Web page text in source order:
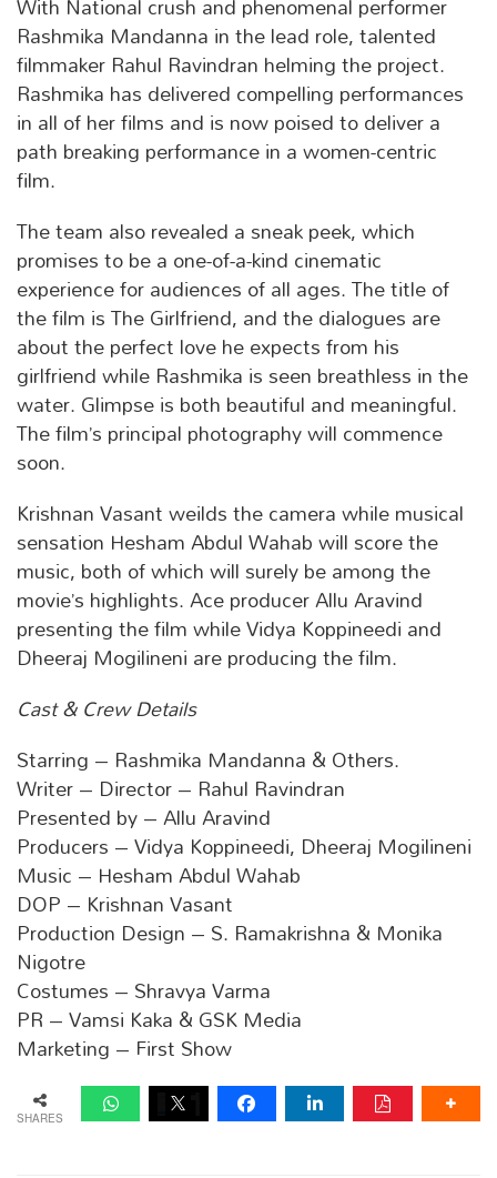
Rashmika Mandanna in the lead role, talented
filmmaker Rahul Ravindran helming the project.
Rashmika has delivered compelling performances
in all of her films and is now poised to deliver a
path breaking performance in a women-centric
film.
The team also revealed a sneak peek, which
promises to be a one-of-a-kind cinematic
experience for audiences of all ages. The title of
the film is The Girlfriend, and the dialogues are
about the perfect love he expects from his
girlfriend while Rashmika is seen breathless in the
water. Glimpse is both beautiful and meaningful.
The film’s principal photography will commence
soon.
Krishnan Vasant weilds the camera while musical
sensation Hesham Abdul Wahab will score the
music, both of which will surely be among the
movie’s highlights. Ace producer Allu Aravind
presenting the film while Vidya Koppineedi and
Dheeraj Mogilineni are producing the film.
Cast & Crew Details
Starring – Rashmika Mandanna & Others.
Writer – Director – Rahul Ravindran
Presented by – Allu Aravind
Producers – Vidya Koppineedi, Dheeraj Mogilineni
Music – Hesham Abdul Wahab
DOP – Krishnan Vasant
Production Design – S. Ramakrishna & Monika
Nigotre
Costumes – Shravya Varma
PR – Vamsi Kaka & GSK Media
Marketing – First Show
SHARES